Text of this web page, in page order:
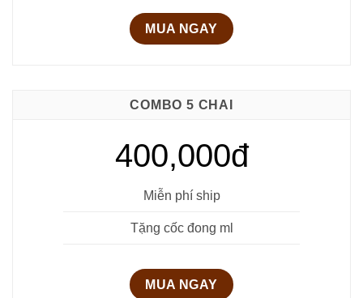
MUA NGAY
COMBO 5 CHAI
400,000đ
Miễn phí ship
Tặng cốc đong ml
MUA NGAY